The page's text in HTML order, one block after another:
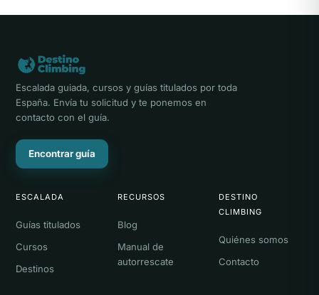
Escalada guiada, cursos y guías titulados por toda
España. Envía tu solicitud y te ponemos en
contacto con el guía.
Encontrar guía
ESCALADA
Guías titulados
Cursos
Destinos
RECURSOS
Blog
Manual de
autorrescate
DESTINO
CLIMBING
Quiénes somos
Contacto